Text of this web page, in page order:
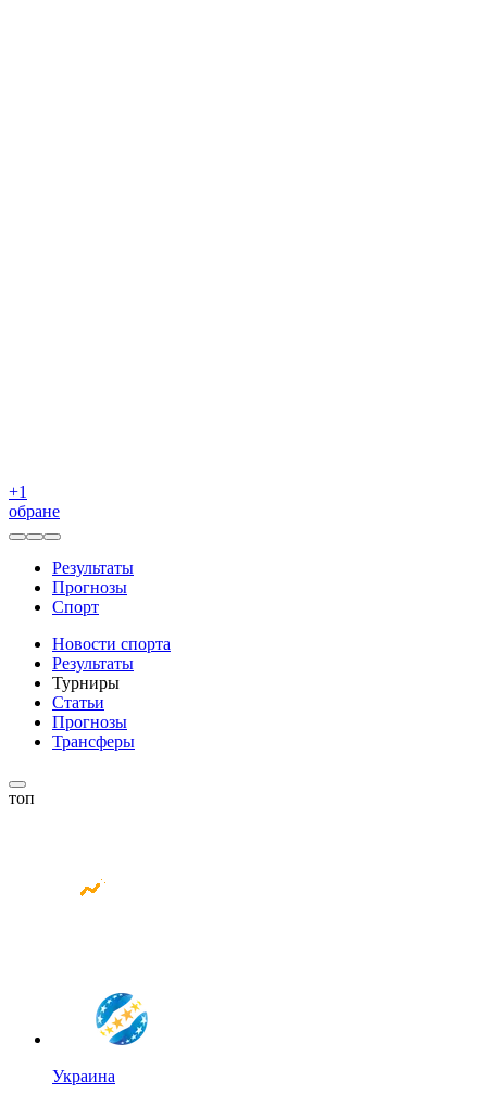
+1
обране
Результаты
Прогнозы
Спорт
Новости спорта
Результаты
Турниры
Статьи
Прогнозы
Трансферы
топ
Украина